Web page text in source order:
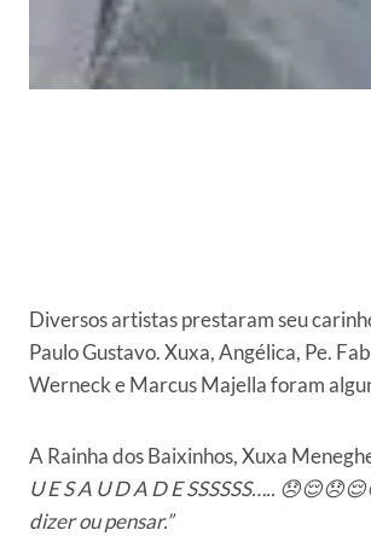
Diversos artistas prestaram seu
Paulo Gustavo. Xuxa, Angélica, Pe.
Werneck e Marcus Majella foram
A Rainha dos Baixinhos, Xuxa
U E S A U D A D E SSSSSS…..
dizer ou pensar.”